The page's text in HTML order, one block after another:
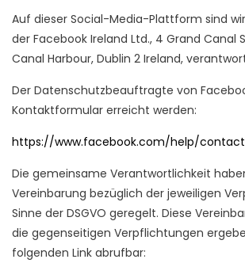
Auf dieser Social-Media-Plattform sind
der Facebook Ireland Ltd., 4 Grand Canal
Canal Harbour, Dublin 2 Ireland,
Der Datenschutzbeauftragte von
Kontaktformular erreicht werden:
https://www.facebook.com/help/
Die gemeinsame Verantwortlichkeit
Vereinbarung bezüglich der jeweiligen
Sinne der DSGVO geregelt. Diese
die gegenseitigen Verpflichtungen
folgenden Link abrufbar: